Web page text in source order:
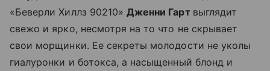
«Беверли Хиллз 90210»Дженни Гарт выглядит
свежо и ярко, несмотря на то что не скрывает
свои морщинки. Ее секреты молодости не уколы
гиалуронки и ботокса, а насыщенный блонд и